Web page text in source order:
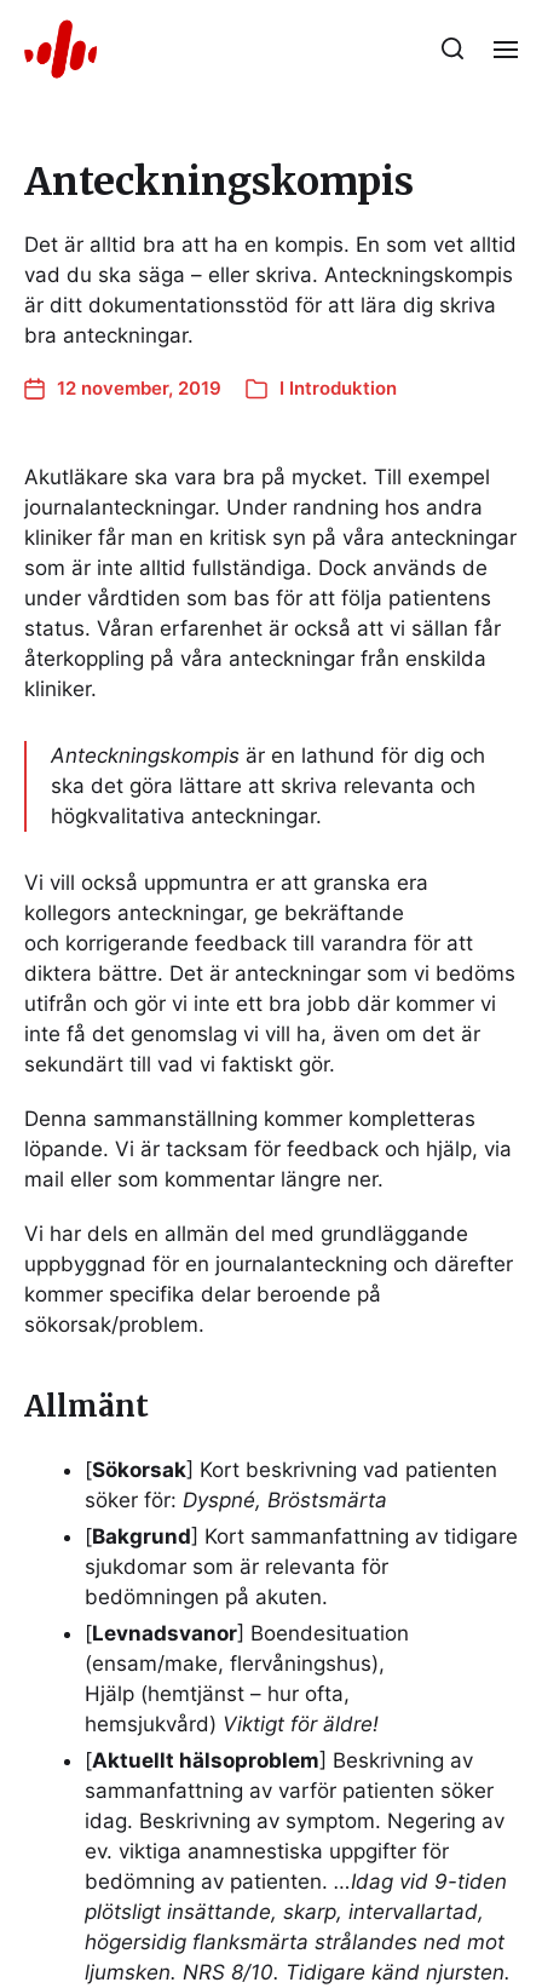
Anteckningskompis
Det är alltid bra att ha en kompis. En som vet alltid
vad du ska säga – eller skriva. Anteckningskompis
är ditt dokumentationsstöd för att lära dig skriva
bra anteckningar.
12 november, 2019 I Introduktion
Akutläkare ska vara bra på mycket. Till exempel
journalanteckningar. Under randning hos andra
kliniker får man en kritisk syn på våra anteckningar
som är inte alltid fullständiga. Dock används de
under vårdtiden som bas för att följa patientens
status. Våran erfarenhet är också att vi sällan får
återkoppling på våra anteckningar från enskilda
kliniker.
Anteckningskompis är en lathund för dig och
ska det göra lättare att skriva relevanta och
högkvalitativa anteckningar.
Vi vill också uppmuntra er att granska era
kollegors anteckningar, ge bekräftande
och korrigerande feedback till varandra för att
diktera bättre. Det är anteckningar som vi bedöms
utifrån och gör vi inte ett bra jobb där kommer vi
inte få det genomslag vi vill ha, även om det är
sekundärt till vad vi faktiskt gör.
Denna sammanställning kommer kompletteras
löpande. Vi är tacksam för feedback och hjälp, via
mail eller som kommentar längre ner.
Vi har dels en allmän del med grundläggande
uppbyggnad för en journalanteckning och därefter
kommer specifika delar beroende på
sökorsak/problem.
Allmänt
[Sökorsak] Kort beskrivning vad patienten
söker för: Dyspné, Bröstsmärta
[Bakgrund] Kort sammanfattning av tidigare
sjukdomar som är relevanta för
bedömningen på akuten.
[Levnadsvanor] Boendesituation
(ensam/make, flervåningshus),
Hjälp (hemtjänst – hur ofta,
hemsjukvård) Viktigt för äldre!
[Aktuellt hälsoproblem] Beskrivning av
sammanfattning av varför patienten söker
idag. Beskrivning av symptom. Negering av
ev. viktiga anamnestiska uppgifter för
bedömning av patienten. …Idag vid 9-tiden
plötsligt insättande, skarp, intervallartad,
högersidig flanksmärta strålandes ned mot
ljumsken. NRS 8/10. Tidigare känd njursten.